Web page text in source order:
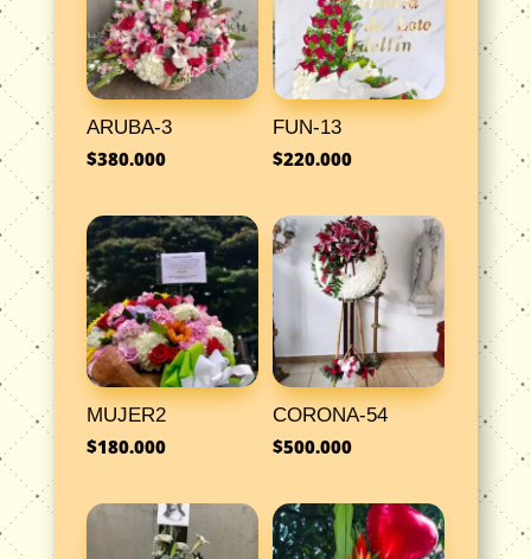
ARUBA-3
$380.000
FUN-13
$220.000
MUJER2
$180.000
CORONA-54
$500.000